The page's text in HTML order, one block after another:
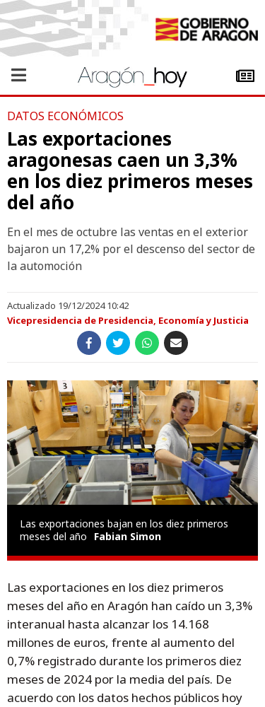
DATOS ECONÓMICOS
Las exportaciones
aragonesas caen un 3,3%
en los diez primeros meses
del año
En el mes de octubre las ventas en el exterior
bajaron un 17,2% por el descenso del sector de
la automoción
Actualizado 19/12/2024 10:42
Vicepresidencia de Presidencia, Economía y Justicia
Las exportaciones bajan en los diez primeros
meses del año
Fabian Simon
Las exportaciones en los diez primeros
meses del año en Aragón han caído un 3,3%
interanual hasta alcanzar los 14.168
millones de euros, frente al aumento del
0,7% registrado durante los primeros diez
meses de 2024 por la media del país. De
acuerdo con los datos hechos públicos hoy